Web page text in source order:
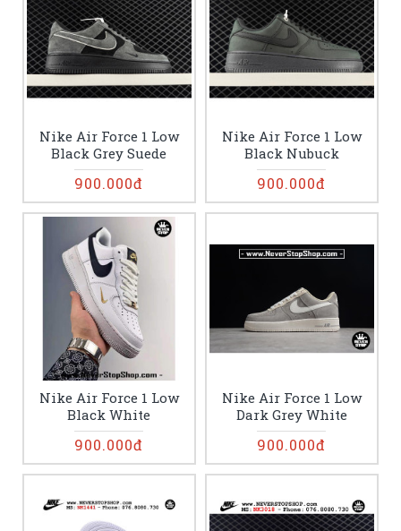
Nike Air Force 1 Low
Black Grey Suede
900.000đ
Nike Air Force 1 Low
Black Nubuck
900.000đ
Nike Air Force 1 Low
Black White
900.000đ
Nike Air Force 1 Low
Dark Grey White
900.000đ